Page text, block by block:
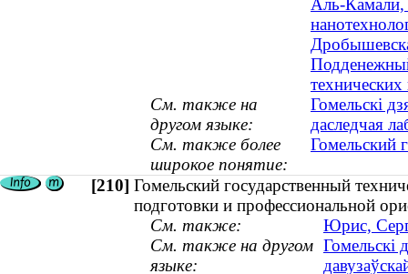
Аль-Камали,
См. также на
другом языке:
Гомельскі
даследчая
См. также более
широкое понятие:
Гомельский
[210] Гомельский государственный
подготовки и профессиональной
См. также:
Юрис,
См. также на другом
языке:
Гомельскі